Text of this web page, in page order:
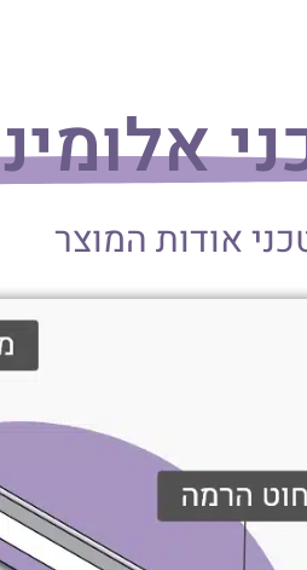
אלומיניום
אודות המוצר